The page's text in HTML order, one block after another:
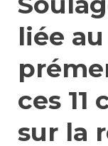
liée
ces 11
sur la